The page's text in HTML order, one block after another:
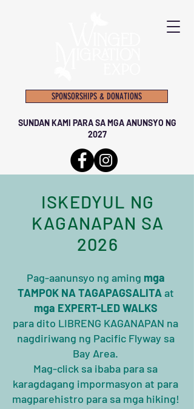
SPONSORSHIPS & DONATIONS
SUNDAN KAMI PARA SA MGA ANUNSYO NG
2027
ISKEDYUL NG
KAGANAPAN SA
2026
Pag-aanunsyo ng aming mga
TAMPOK NA TAGAPAGSALITAat
mga EXPERT-LED WALKS
para dito LIBRENG KAGANAPAN na
nagdiriwang ng Pacific Flyway sa
Bay Area.
Mag-click sa ibaba para sa
karagdagang impormasyon at para
magparehistro para sa mga hiking!